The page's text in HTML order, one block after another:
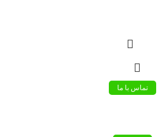
تماس با ما